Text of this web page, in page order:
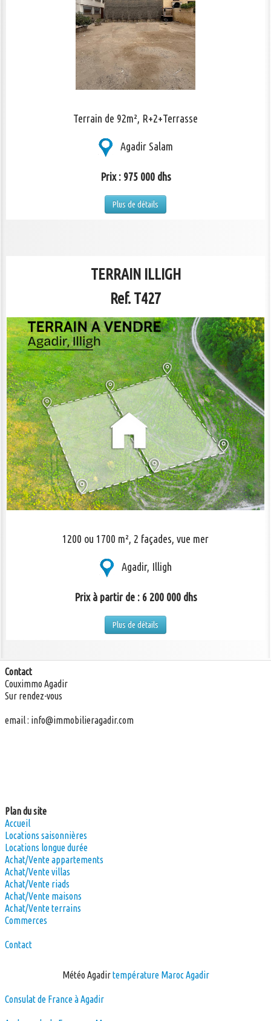
Terrain de 92m², R+2+Terrasse
Agadir Salam
Prix : 975 000 dhs
Plus de détails
TERRAIN ILLIGH
Ref. T427
1200 ou 1700 m², 2 façades, vue mer
Agadir, Illigh
Prix à partir de : 6 200 000 dhs
Plus de détails
Contact
Couximmo Agadir
Sur rendez-vous
email : info@immobilieragadir.com
Plan du site
Accueil
Locations saisonnières
Locations longue durée
Achat/Vente appartements
Achat/Vente villas
Achat/Vente riads
Achat/Vente maisons
Achat/Vente terrains
Commerces
Contact
Météo Agadirtempérature Maroc Agadir
Consulat de France à Agadir